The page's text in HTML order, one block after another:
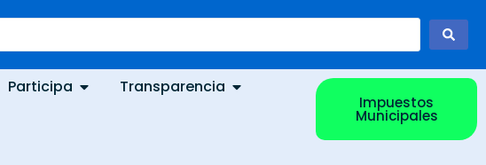
Participa
Transparencia
Impuestos
Municipales